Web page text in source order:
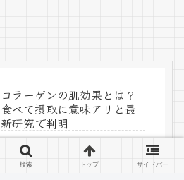
コラーゲンの肌効果とは？
食べて摂取に意味アリと最
新研究で判明
検索 トップ サイドバー